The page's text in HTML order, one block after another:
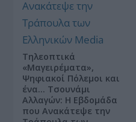
Τηλεοπτικά
«Μαγειρέματα»,
Ψηφιακοί Πόλεμοι και
ένα… Τσουνάμι
Αλλαγών: Η Εβδομάδα
που Ανακάτεψε την